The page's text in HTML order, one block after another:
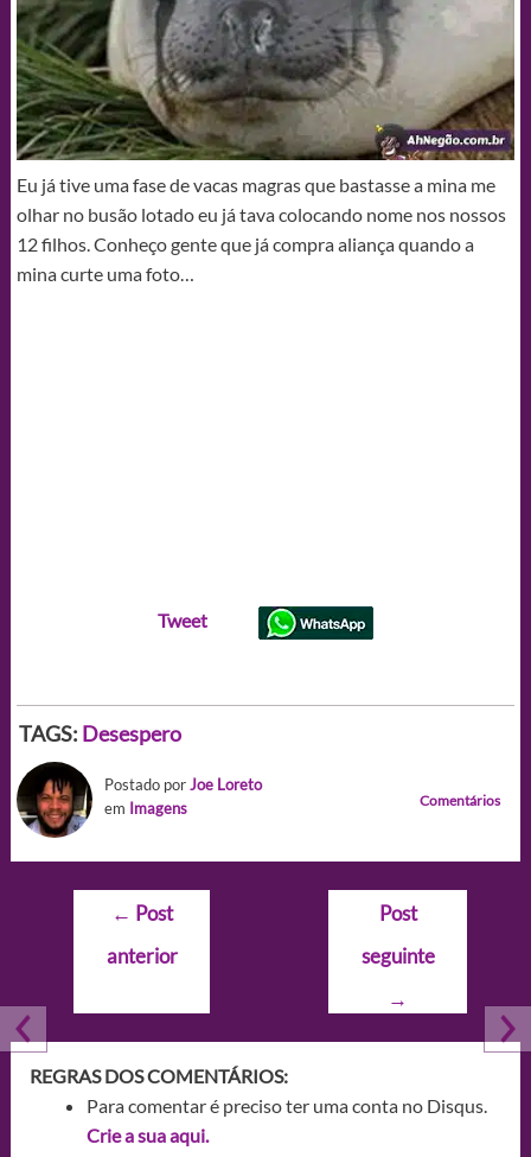
Eu já tive uma fase de vacas magras que bastasse a mina me
olhar no busão lotado eu já tava colocando nome nos nossos
12 filhos. Conheço gente que já compra aliança quando a
mina curte uma foto…
Tweet
TAGS: Desespero
Postado porJoe Loreto
em Imagens Comentários
Navegação
Post
← Post
anterior
Post
seguinte
→
REGRAS DOS COMENTÁRIOS:
Para comentar é preciso ter uma conta no Disqus.
Crie a sua aqui.